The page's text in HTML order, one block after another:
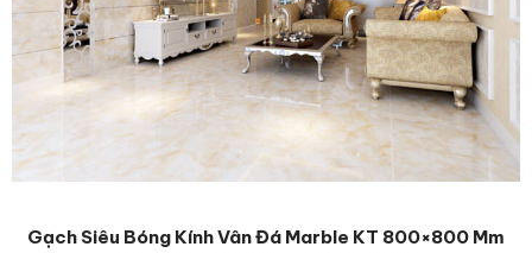
Gạch Siêu Bóng Kính Vân Đá Marble KT 800×800 Mm